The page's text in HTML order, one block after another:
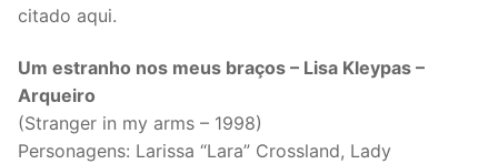
citado aqui.
Um estranho nos meus braços – Lisa Kleypas –
Arqueiro
(Stranger in my arms – 1998)
Personagens: Larissa “Lara” Crossland, Lady